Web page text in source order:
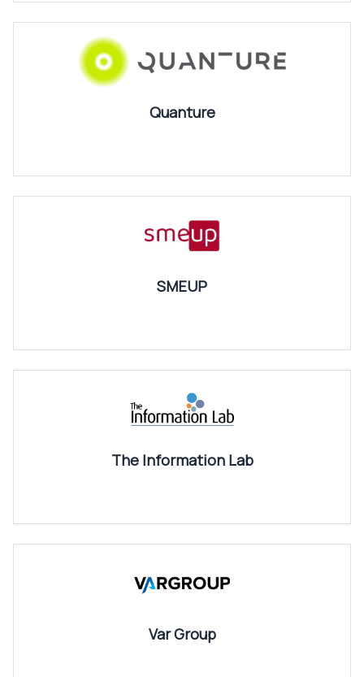
Quanture
SMEUP
The Information Lab
Var Group